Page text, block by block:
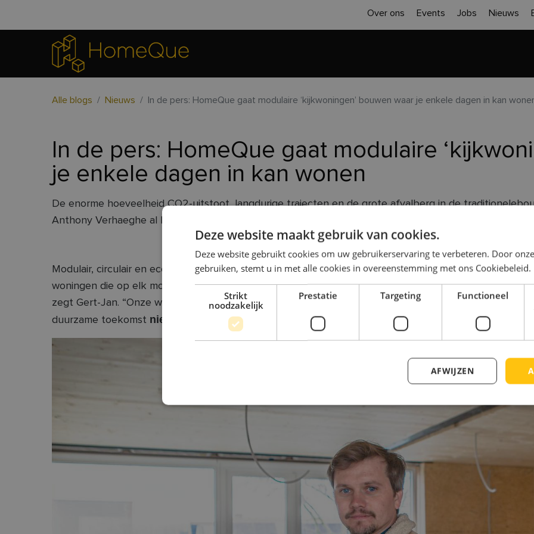
Over ons Events Jobs Nieuws
Alle blogs Nieuws In de pers: HomeQue gaat modulaire ‘kijkwoningen’ bouwen waar je enkele dagen in kan
In de pers: HomeQue gaat modulaire
je enkele dagen in kan wonen
De enorme hoeveelheid CO2-uitstoot, langdurige trajecten en de grote afvalberg in de
Anthony Verhaeghe al langer een doorn in het oog. Duskwamen ze zelf met een alternatief:
Modulair, circulair en ecologisch: dat zijn de kernwaarden van elke woning die bij HomeQue van de
woningen die op elk moment aanpasbaar zijn aan de behoeftes van de bewoner, ecologisch
zegt Gert-Jan. “Onze woningen zijn tussen 90 en 200 m2 groot – van tiny houses blijven we dus
duurzame toekomst niet kleiner maar slimmer moetenbouwen
Deze website maakt gebruik van cookies.
Deze website gebruikt cookies om uw gebruikerservaring te verbeteren. Door
gebruiken, stemt u in met alle cookies in overeenstemming met ons Cookiebeleid.
Strikt
noodzakelijk
Prestatie Targeting Functioneel
AFWIJZEN